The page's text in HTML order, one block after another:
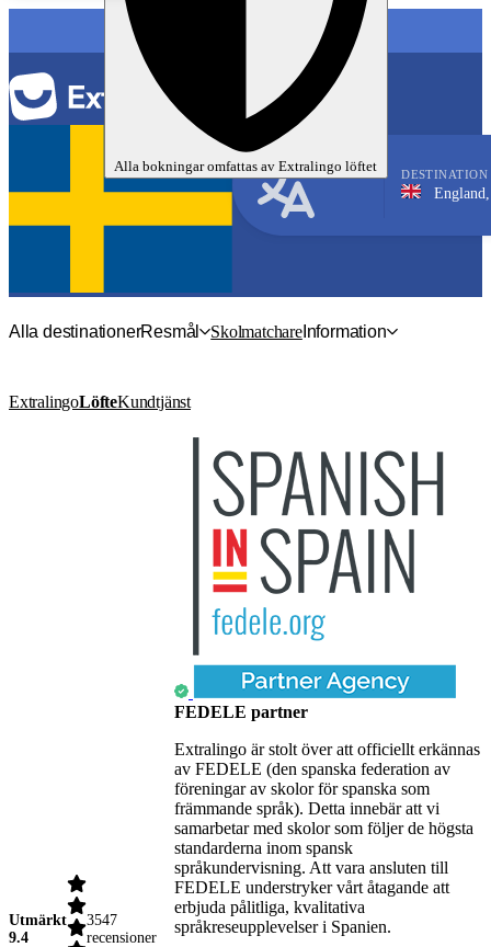
Alla bokningar omfattas av Extralingo löftet
SPRÅK
DESTINATION
England,
Alla destinationerResmål SkolmatchareInformation
ExtralingoLöfteKundtjänst
Utmärkt
9.4
3547
recensioner
FEDELE partner
Extralingo är stolt över att officiellt erkännas
av FEDELE (den spanska federation av
föreningar av skolor för spanska som
främmande språk). Detta innebär att vi
samarbetar med skolor som följer de högsta
standarderna inom spansk
språkundervisning. Att vara ansluten till
FEDELE understryker vårt åtagande att
erbjuda pålitliga, kvalitativa
språkreseupplevelser i Spanien.